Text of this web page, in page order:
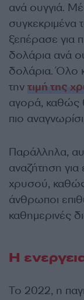
ανά ουγγιά.
ξεπέρασε για
δολάρια ανά
δολάρια. Όλο
την τιμή της
αγορά, καθώς
πιο
Παράλληλα,
αναζήτηση για
χρυσού,
άνθρωποι
καθημερινές
Η
Το 2022, η